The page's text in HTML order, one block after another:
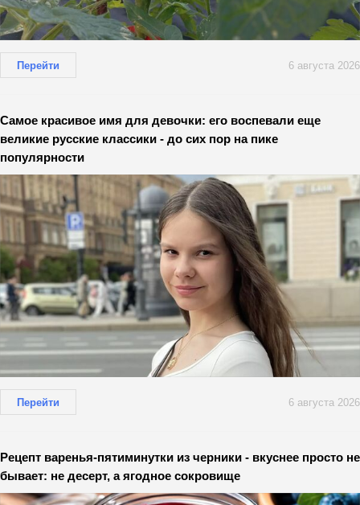
Перейти 6 августа 2026
Самое красивое имя для девочки: его воспевали еще
великие русские классики - до сих пор на пике
популярности
Перейти 6 августа 2026
Рецепт варенья-пятиминутки из черники - вкуснее просто не
бывает: не десерт, а ягодное сокровище